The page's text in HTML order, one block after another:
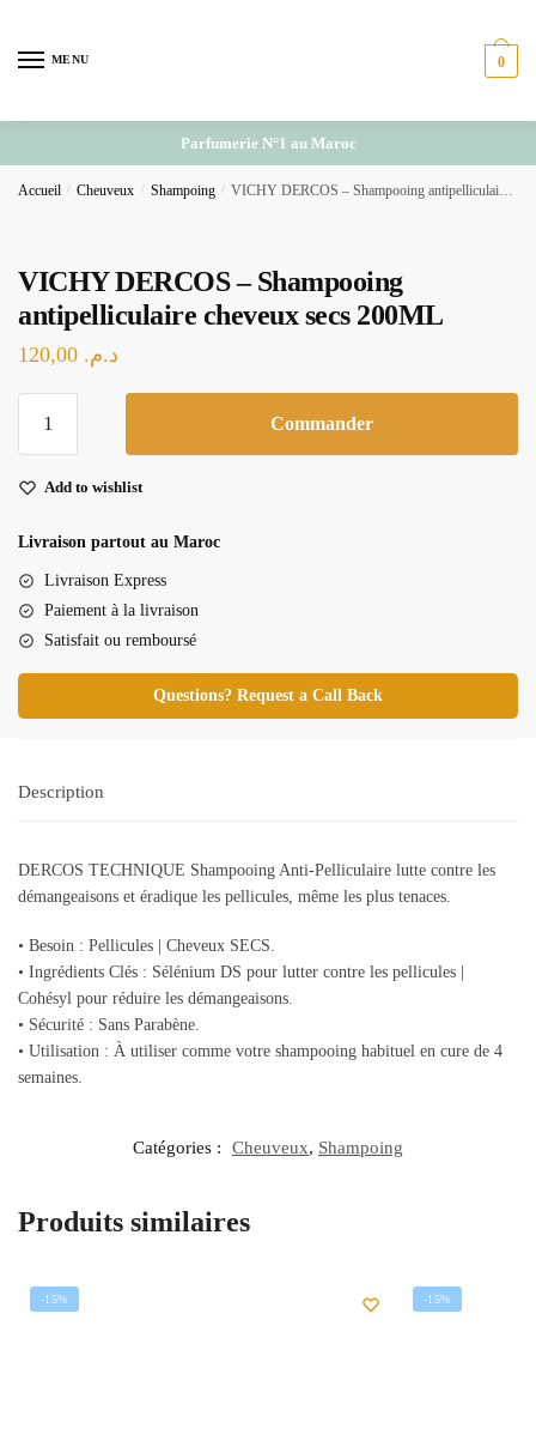
navigation
content
MENU 0
Parfumerie N°1 au Maroc
Accueil / Cheuveux / Shampoing / VICHY DERCOS – Shampooing antipelliculaire cheveux secs 200ML
VICHY DERCOS – Shampooing
antipelliculaire cheveux secs 200ML
د.م.
DERCOS
Shampooing
antipelliculaire
cheveux
secs
Commander
Add to wishlist
Livraison partout au Maroc
Livraison Express
Paiement à la livraison
Satisfait ou remboursé
Questions? Request a Call Back
Description
DERCOS TECHNIQUE Shampooing Anti-Pelliculaire lutte contre les
démangeaisons et éradique les pellicules, même les plus tenaces.
• Besoin : Pellicules | Cheveux SECS.
• Ingrédients Clés : Sélénium DS pour lutter contre les pellicules |
Cohésyl pour réduire les démangeaisons.
• Sécurité : Sans Parabène.
• Utilisation : À utiliser comme votre shampooing habituel en cure de 4
semaines.
Catégories : Cheuveux, Shampoing
Produits similaires
-15% -15%